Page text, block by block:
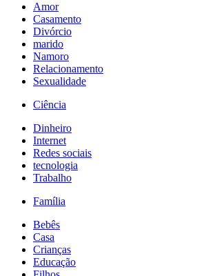
Amor
Casamento
Divórcio
marido
Namoro
Relacionamento
Sexualidade
Ciência
Dinheiro
Internet
Redes sociais
tecnologia
Trabalho
Família
Bebês
Casa
Crianças
Educação